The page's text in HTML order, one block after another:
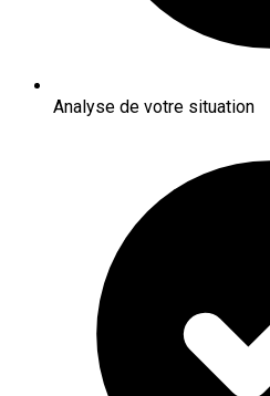
Analyse de votre situation